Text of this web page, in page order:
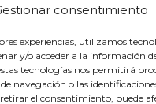
consentimiento
experiencias, utilizamos
y/o acceder a la información
tecnologías nos permitirá
navegación o las
el consentimiento, puede
FOLLOW US
F I Y